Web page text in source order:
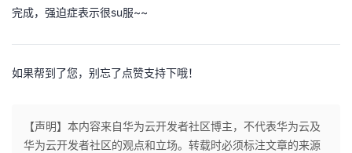
完成，强迫症表示很su服~~
如果帮到了您，别忘了点赞支持下哦！
【声明】本内容来自华为云开发者社区博主，不代表华为云及
华为云开发者社区的观点和立场。转载时必须标注文章的来源